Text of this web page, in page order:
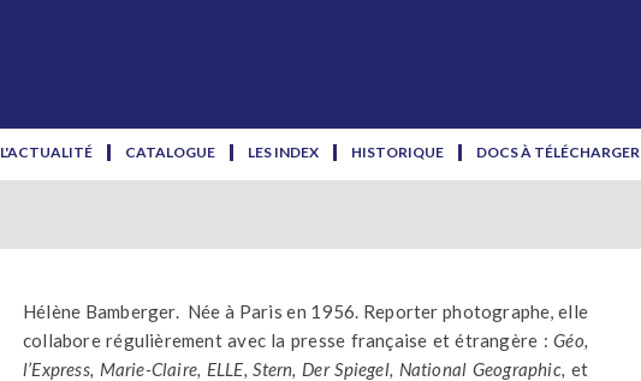
L'ACTUALITÉ CATALOGUE LES INDEX HISTORIQUE DOCS À TÉLÉCHARGER
Hélène Bamberger. Née à Paris en 1956. Reporter photographe, elle
collabore régulièrement avec la presse française et étrangère :Géo,
l’Express, Marie-Claire, ELLE, Stern, Der Spiegel, National Geographic, et